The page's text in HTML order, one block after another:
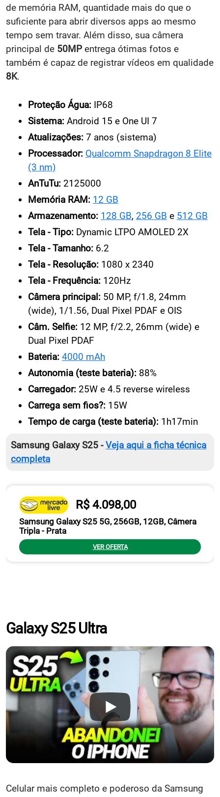
de memória RAM, quantidade mais do que o
suficiente para abrir diversos apps ao mesmo
tempo sem travar. Além disso, sua câmera
principal de 50MP entrega ótimas fotos e
também é capaz de registrar vídeos em qualidade
8K.
Proteção Água: IP68
Sistema: Android 15 e One UI 7
Atualizações: 7 anos (sistema)
Processador: Qualcomm Snapdragon 8 Elite
(3 nm)
AnTuTu: 2125000
Memória RAM: 12 GB
Armazenamento: 128 GB, 256 GB e 512 GB
Tela - Tipo: Dynamic LTPO AMOLED 2X
Tela - Tamanho: 6.2
Tela - Resolução: 1080 x 2340
Tela - Frequência: 120Hz
Câmera principal: 50 MP, f/1.8, 24mm
(wide), 1/1.56, Dual Pixel PDAF e OIS
Câm. Selfie: 12 MP, f/2.2, 26mm (wide) e
Dual Pixel PDAF
Bateria: 4000 mAh
Autonomia (teste bateria): 88%
Carregador: 25W e 4.5 reverse wireless
Carrega sem fios?: 15W
Tempo de carga (teste bateria): 1h17min
Samsung Galaxy S25 -Veja aqui a ficha técnica
completa
R$ 4.098,00
Samsung Galaxy S25 5G, 256GB, 12GB, Câmera
Tripla - Prata
VER OFERTA
Galaxy S25 Ultra
Celular mais completo e poderoso da Samsung